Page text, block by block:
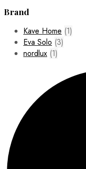
Brand
Kave Home (1)
Eva Solo (3)
nordlux (1)